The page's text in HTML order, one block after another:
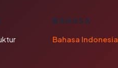
BAHASA
Bahasa Indonesia